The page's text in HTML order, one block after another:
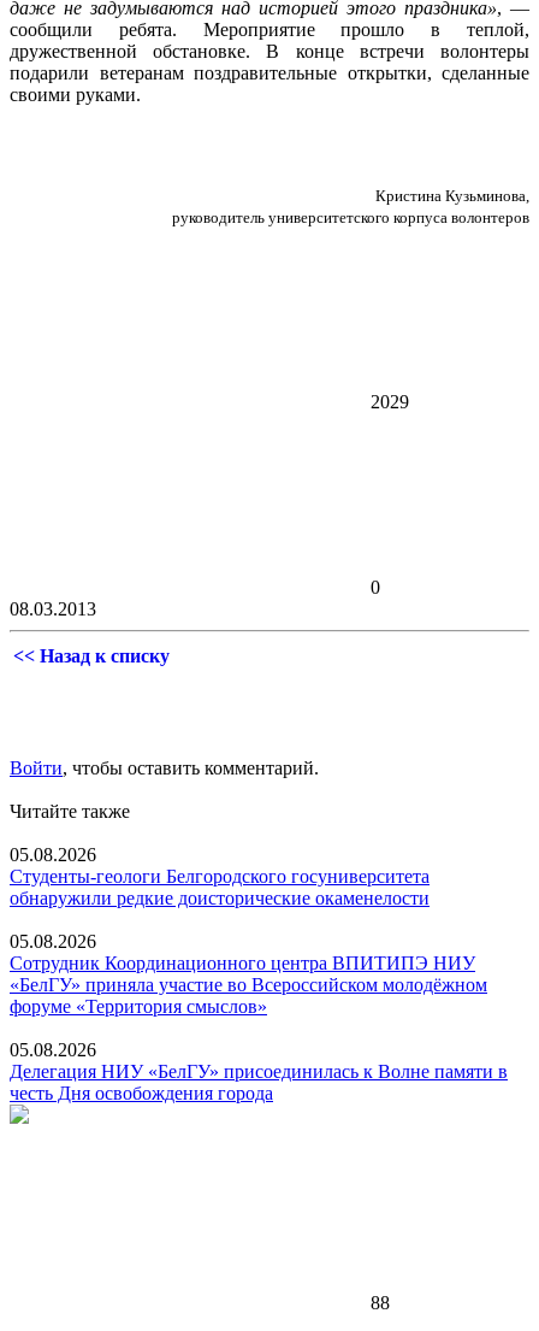
даже не задумываются над историей этого праздника», —
сообщили ребята. Мероприятие прошло в теплой,
дружественной обстановке. В конце встречи волонтеры
подарили ветеранам поздравительные открытки, сделанные
своими руками.
Кристина Кузьминова,
руководитель университетского корпуса волонтеров
2029
0
08.03.2013
<< Назад к списку
Войти, чтобы оставить комментарий.
Читайте также
05.08.2026
Студенты-геологи Белгородского госуниверситета
обнаружили редкие доисторические окаменелости
05.08.2026
Сотрудник Координационного центра ВПИТИПЭ НИУ
«БелГУ» приняла участие во Всероссийском молодёжном
форуме «Территория смыслов»
05.08.2026
Делегация НИУ «БелГУ» присоединилась к Волне памяти в
честь Дня освобождения города
88